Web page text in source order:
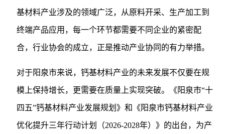
基材料产业涉及的领域广泛，从原料开采、生产加工到
终端产品应用，每一个环节都需要不同企业的紧密配
合，行业协会的成立，正是推动产业协同的有力举措。
对于阳泉市来说，钙基材料产业的未来发展不仅要在规
模上保持增长，更需要在质量上实现突破。《阳泉市“十
四五”钙基材料产业发展规划》和《阳泉市钙基材料产业
优化提升三年行动计划（2026-2028年）》的出台，为产